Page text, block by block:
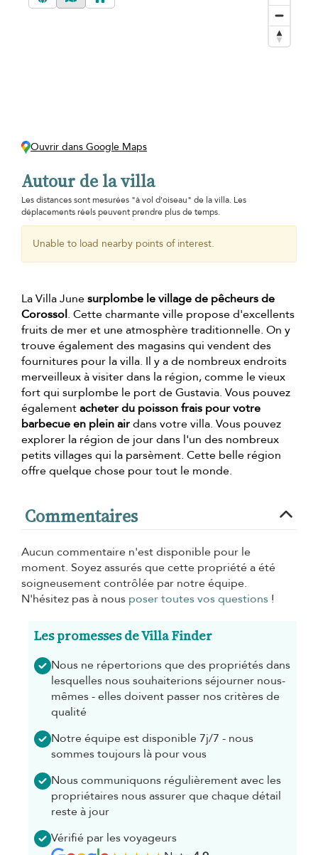
Ouvrir dans Google Maps
Autour de la villa
Les distances sont mesurées "à vol d'oiseau" de la villa. Les
déplacements réels peuvent prendre plus de temps.
Unable to load nearby points of interest.
La Villa Junesurplombe le village de pêcheurs de
Corossol. Cette charmante ville propose d'excellents
fruits de mer et une atmosphère traditionnelle. On y
trouve également des magasins qui vendent des
fournitures pour la villa. Il y a de nombreux endroits
merveilleux à visiter dans la région, comme le vieux
fort qui surplombe le port de Gustavia. Vous pouvez
égalementacheter du poisson frais pour votre
barbecue en plein airdans votre villa. Vous pouvez
explorer la région de jour dans l'un des nombreux
petits villages qui la parsèment. Cette belle région
offre quelque chose pour tout le monde.
Commentaires
Aucun commentaire n'est disponible pour le
moment. Soyez assurés que cette propriété a été
soigneusement contrôlée par notre équipe.
N'hésitez pas à nous poser toutes vos questions !
Les promesses de Villa Finder
Nous ne répertorions que des propriétés dans
lesquelles nous souhaiterions séjourner nous-
mêmes - elles doivent passer nos critères de
qualité
Notre équipe est disponible 7j/7 - nous
sommes toujours là pour vous
Nous communiquons régulièrement avec les
propriétaires nous assurer que chaque détail
reste à jour
Vérifié par les voyageurs